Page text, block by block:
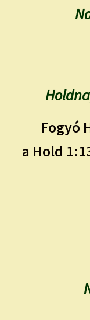
Fogyó
a Hold